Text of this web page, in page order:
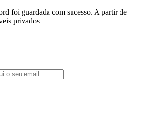
foi guardada com sucesso. A partir de
privados.